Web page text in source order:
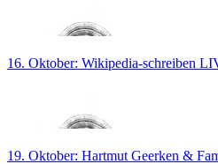
16. Oktober: Wikipedia-schreiben
19. Oktober: Hartmut Geerken &